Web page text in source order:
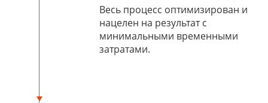
Весь процесс оптимизирован и
нацелен на результат с
минимальными временными
затратами.